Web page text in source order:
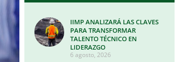
IIMP ANALIZARÁ LAS CLAVES
PARA TRANSFORMAR
TALENTO TÉCNICO EN
LIDERAZGO
6 agosto, 2026